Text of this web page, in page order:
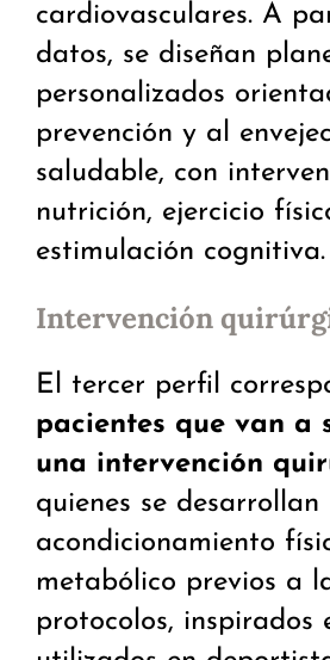
cardiovasculares. A
datos, se diseñan
personalizados
prevención y al
saludable, con
nutrición, ejercicio
estimulación cognitiva.
Intervención
El tercer perfil
pacientes que van a
una intervención
quienes se
acondicionamiento
metabólico previos a
protocolos, inspirados